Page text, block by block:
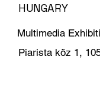
HUNGARY
Multimedia
Piarista köz 1,